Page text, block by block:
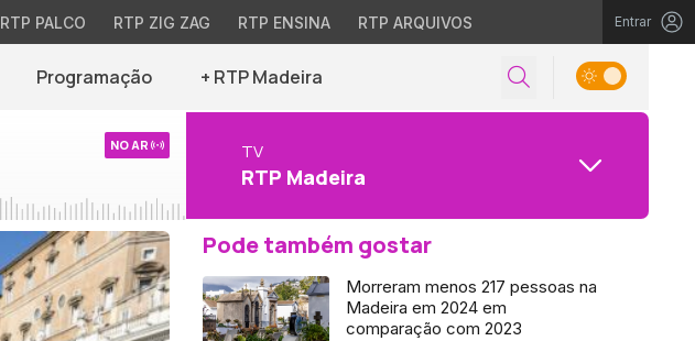
RTP PALCO RTP ZIG ZAG RTP ENSINA RTP ARQUIVOS Entrar
Programação + RTP Madeira
NO AR TV
RTP Madeira
Pode também gostar
Morreram menos 217 pessoas na
Madeira em 2024 em
comparação com 2023